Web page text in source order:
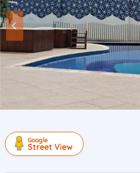
Google
Street View